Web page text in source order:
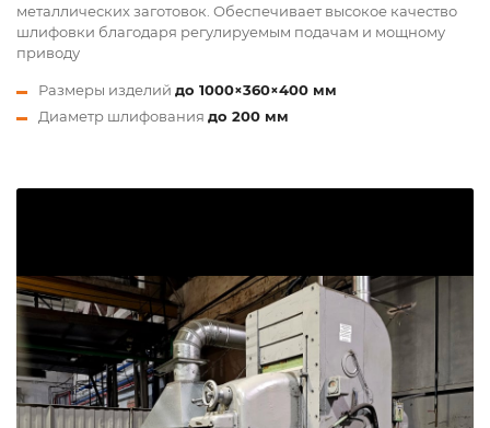
металлических заготовок. Обеспечивает высокое качество
шлифовки благодаря регулируемым подачам и мощному
приводу
Размеры изделий до 1000×360×400 мм
Диаметр шлифования до 200 мм